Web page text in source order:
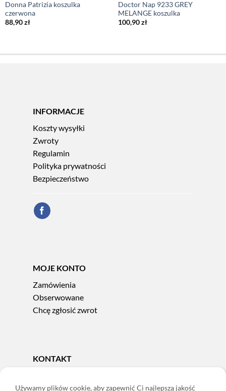
Donna Patrizia koszulka
czerwona
88,90zł
Doctor Nap 9233 GREY
MELANGE koszulka
100,90zł
INFORMACJE
Koszty wysyłki
Zwroty
Regulamin
Polityka prywatności
Bezpieczeństwo
MOJE KONTO
Zamówienia
Obserwowane
Chcę zgłosić zwrot
KONTAKT
e-mail:sklep@adoris.pl
Używamy plików cookie, aby zapewnić Ci najlepszą jakość